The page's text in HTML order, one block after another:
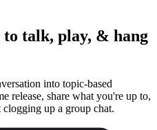
talk, play, & hang
into topic-based
release, share what you're up to,
up a group chat.